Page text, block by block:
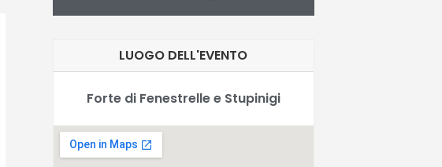
LUOGO DELL'EVENTO
Forte di Fenestrelle e Stupinigi